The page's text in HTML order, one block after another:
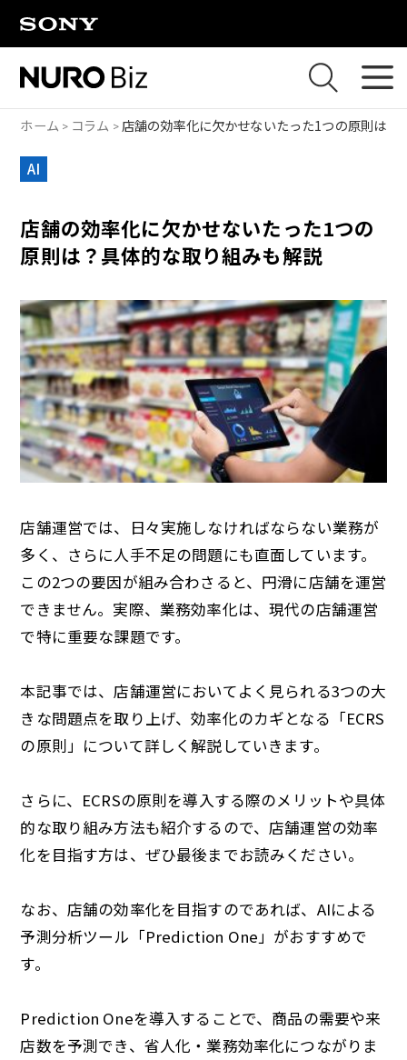
ホーム コラム 店舗の効率化に欠かせないたった1つの原則は？
AI
店舗の効率化に欠かせないたった1つの
原則は？具体的な取り組みも解説
店舗運営では、日々実施しなければならない業務が
多く、さらに人手不足の問題にも直面しています。
この2つの要因が組み合わさると、円滑に店舗を運営
できません。実際、業務効率化は、現代の店舗運営
で特に重要な課題です。
本記事では、店舗運営においてよく見られる3つの大
きな問題点を取り上げ、効率化のカギとなる「ECRS
の原則」について詳しく解説していきます。
さらに、ECRSの原則を導入する際のメリットや具体
的な取り組み方法も紹介するので、店舗運営の効率
化を目指す方は、ぜひ最後までお読みください。
なお、店舗の効率化を目指すのであれば、AIによる
予測分析ツール「Prediction One」がおすすめで
す。
Prediction Oneを導入することで、商品の需要や来
店数を予測でき、省人化・業務効率化につながりま